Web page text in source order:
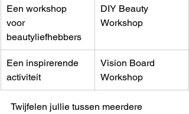
Een workshop
voor
beautyliefhebbers
DIY Beauty
Workshop
Een inspirerende
activiteit
Vision Board
Workshop
Twijfelen jullie tussen meerdere